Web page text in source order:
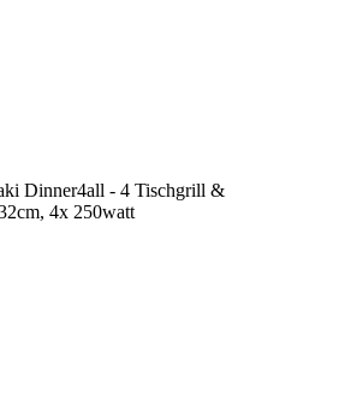
Dinner4all - 4 Tischgrill &
4x 250watt